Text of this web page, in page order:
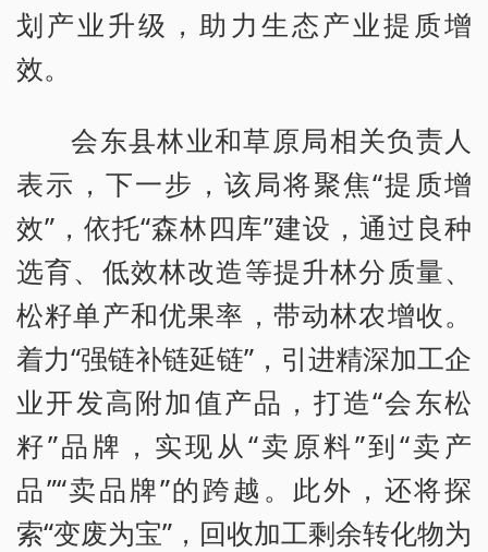
划产业升级，助力生态产业提质增
效。
会东县林业和草原局相关负责人
表示，下一步，该局将聚焦“提质增
效”，依托“森林四库”建设，通过良种
选育、低效林改造等提升林分质量、
松籽单产和优果率，带动林农增收。
着力“强链补链延链”，引进精深加工企
业开发高附加值产品，打造“会东松
籽”品牌，实现从“卖原料”到“卖产
品”“卖品牌”的跨越。此外，还将探
索“变废为宝”，回收加工剩余转化物为